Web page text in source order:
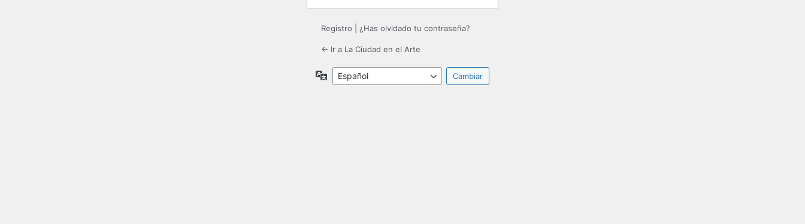
Registro ¿Has olvidado tu contraseña?
← Ir a La Ciudad en el Arte
Idioma